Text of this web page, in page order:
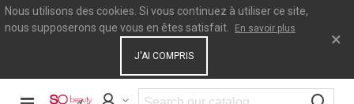
Nous utilisons des cookies. Si vous continuez à utiliser ce site,
nous supposerons que vous en êtes satisfait.
En savoir plus
J'AI COMPRIS
×